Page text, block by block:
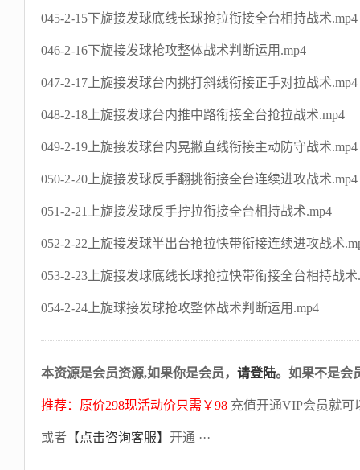
045-2-15下旋接发球底线长球抢拉衔接全台相持战术.mp4
046-2-16下旋接发球抢攻整体战术判断运用.mp4
047-2-17上旋接发球台内挑打斜线衔接正手对拉战术.mp4
048-2-18上旋接发球台内推中路衔接全台抢拉战术.mp4
049-2-19上旋接发球台内晃撇直线衔接主动防守战术.mp4
050-2-20上旋接发球反手翻挑衔接全台连续进攻战术.mp4
051-2-21上旋接发球反手拧拉衔接全台相持战术.mp4
052-2-22上旋接发球半出台抢拉快带衔接连续进攻战术
053-2-23上旋接发球底线长球抢拉快带衔接全台相持战术
054-2-24上旋球接发球抢攻整体战术判断运用.mp4
本资源是会员资源,如果你是会员， 请登陆。如果不是会
推荐：原价298现活动价只需￥98 充值开通VIP会员就可
或者 【点击咨询客服】 开通 ···